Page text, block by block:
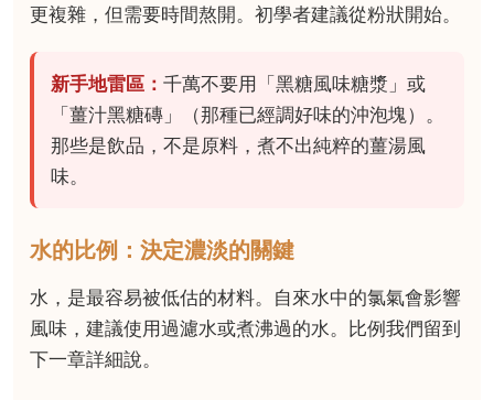
更複雜，但需要時間熬開。初學者建議從粉狀開始。
新手地雷區： 千萬不要用「黑糖風味糖漿」或
「薑汁黑糖磚」（那種已經調好味的沖泡塊）。
那些是飲品，不是原料，煮不出純粹的薑湯風
味。
水的比例：決定濃淡的關鍵
水，是最容易被低估的材料。自來水中的氯氣會影響
風味，建議使用過濾水或煮沸過的水。比例我們留到
下一章詳細說。